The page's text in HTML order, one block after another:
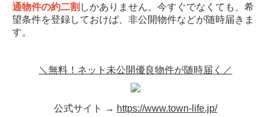
通物件の約二割 しかありません。今すぐでなくても、希
望条件を登録しておけば、非公開物件などが随時届きま
す。
＼無料！ネット未公開優良物件が随時届く／
公式サイト → https://www.town-life.jp/